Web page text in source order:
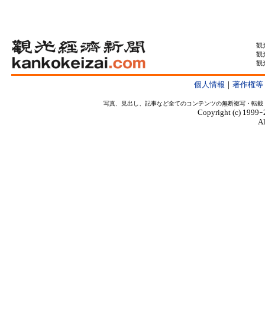
観
観
観
個人情報 ｜ 著作権等
写真、見出し、記事など全てのコンテンツの無断複写・転
Copyright (c) 1999